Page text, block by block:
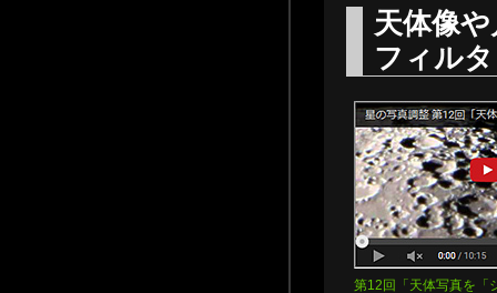
天体像
フィル
第12回「天体写真を「